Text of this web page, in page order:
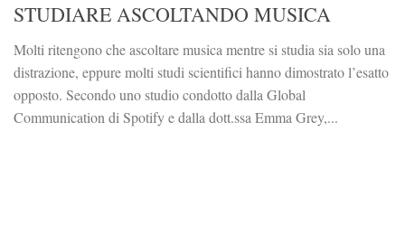
STUDIARE ASCOLTANDO MUSICA
Molti ritengono che ascoltare musica mentre si studia sia solo una
distrazione, eppure molti studi scientifici hanno dimostrato l’esatto
opposto. Secondo uno studio condotto dalla Global
Communication di Spotify e dalla dott.ssa Emma Grey,...